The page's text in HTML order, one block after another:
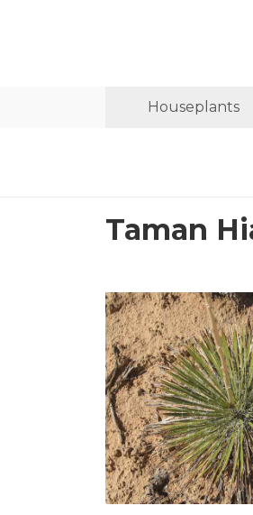
Houseplants
Taman